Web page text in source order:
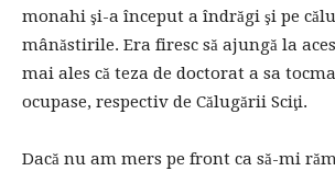
monahi şi-a început a îndrăgi şi pe
mânăstirile. Era firesc să ajungă la
mai ales că teza de doctorat a sa
ocupase, respectiv de Călugării Sciţi.
Dacă nu am mers pe front ca să-mi